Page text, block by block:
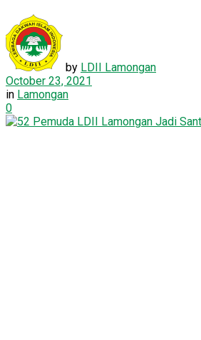
by LDII Lamongan
October 23, 2021
in Lamongan
0